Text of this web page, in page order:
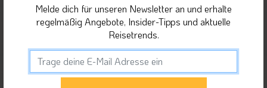
Lage der Unterkunft
Umgebung der Unterkunft
Melde dich für unseren Newsletter an und erhalte
regelmäßig Angebote, Insider-Tipps und aktuelle
Reisetrends.